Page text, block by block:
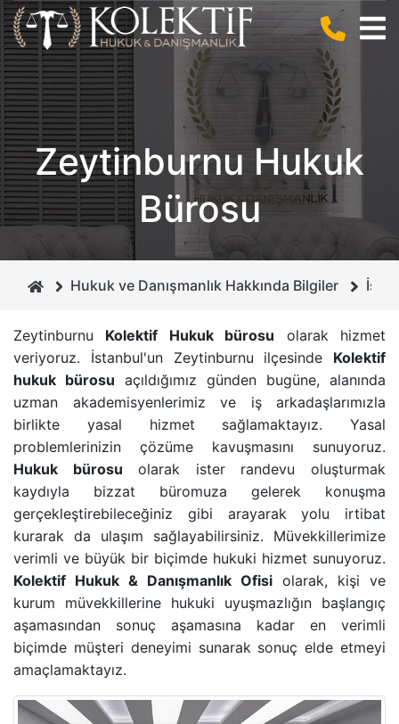
BIZ KIMIZ ?
KURUCUMUZ
CEZA HUKUKU
BILIŞIM HUKUKU
MIRAS HUKUKU
GAYRIMENKUL HUKUKU
BOŞANMA VE AILE HUKUKU
İCRA VE İFLAS HUKUKU
BORÇLAR HUKUKU
ANLAŞMALI BOŞANMA
BILIŞIM SUÇLARI
DOLANDIRICILIK SUÇU
CEZA MAHKEMELERI
İHTIYATI HACIZ
İSIM VE SOYISIM DEĞIŞIKLIĞI DAVASI
ÇEKIŞMELI BOŞANMA DAVASI
BANKA HESABINA KONULAN BLOKENIN
GAYRIMENKUL AVUKATI
HAKARET SUÇU
İZALE-I ŞUYU DAVASI
TAŞINMAZ SATIŞ VAADI SÖZLEŞMESI
ECRIMISIL DAVASI
KASTEN YARALAMA SUÇU
Zeytinburnu Hukuk
Bürosu
Hukuk ve Danışmanlık Hakkında Bilgiler
Zeytinburnu Kolektif Hukuk bürosu olarak hizmet
veriyoruz. İstanbul'un Zeytinburnu ilçesinde Kolektif
hukuk bürosu açıldığımız günden bugüne, alanında
uzman akademisyenlerimiz ve iş arkadaşlarımızla
birlikte yasal hizmet sağlamaktayız. Yasal
problemlerinizin çözüme kavuşmasını sunuyoruz.
Hukuk bürosu olarak ister randevu oluşturmak
kaydıyla bizzat büromuza gelerek konuşma
gerçekleştirebileceğiniz gibi arayarak yolu irtibat
kurarak da ulaşım sağlayabilirsiniz. Müvekkillerimize
verimli ve büyük bir biçimde hukuki hizmet sunuyoruz.
Kolektif Hukuk & Danışmanlık Ofisi olarak, kişi ve
kurum müvekkillerine hukuki uyuşmazlığın başlangıç
aşamasından sonuç aşamasına kadar en verimli
biçimde müşteri deneyimi sunarak sonuç elde etmeyi
amaçlamaktayız.